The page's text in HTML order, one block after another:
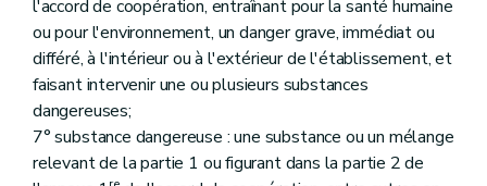
Section 2 Dispositions finales
Art. 277
Art. 278
Art. 279
Art. 280
Annexe
Annexe
Annexe
l'accord de coopération, entraînant pour la santé humaine
ou pour l'environnement, un danger grave, immédiat ou
différé, à l'intérieur ou à l'extérieur de l'établissement, et
faisant intervenir une ou plusieurs substances
dangereuses;
7° substance dangereuse : une substance ou un mélange
relevant de la partie 1 ou figurant dans la partie 2 de